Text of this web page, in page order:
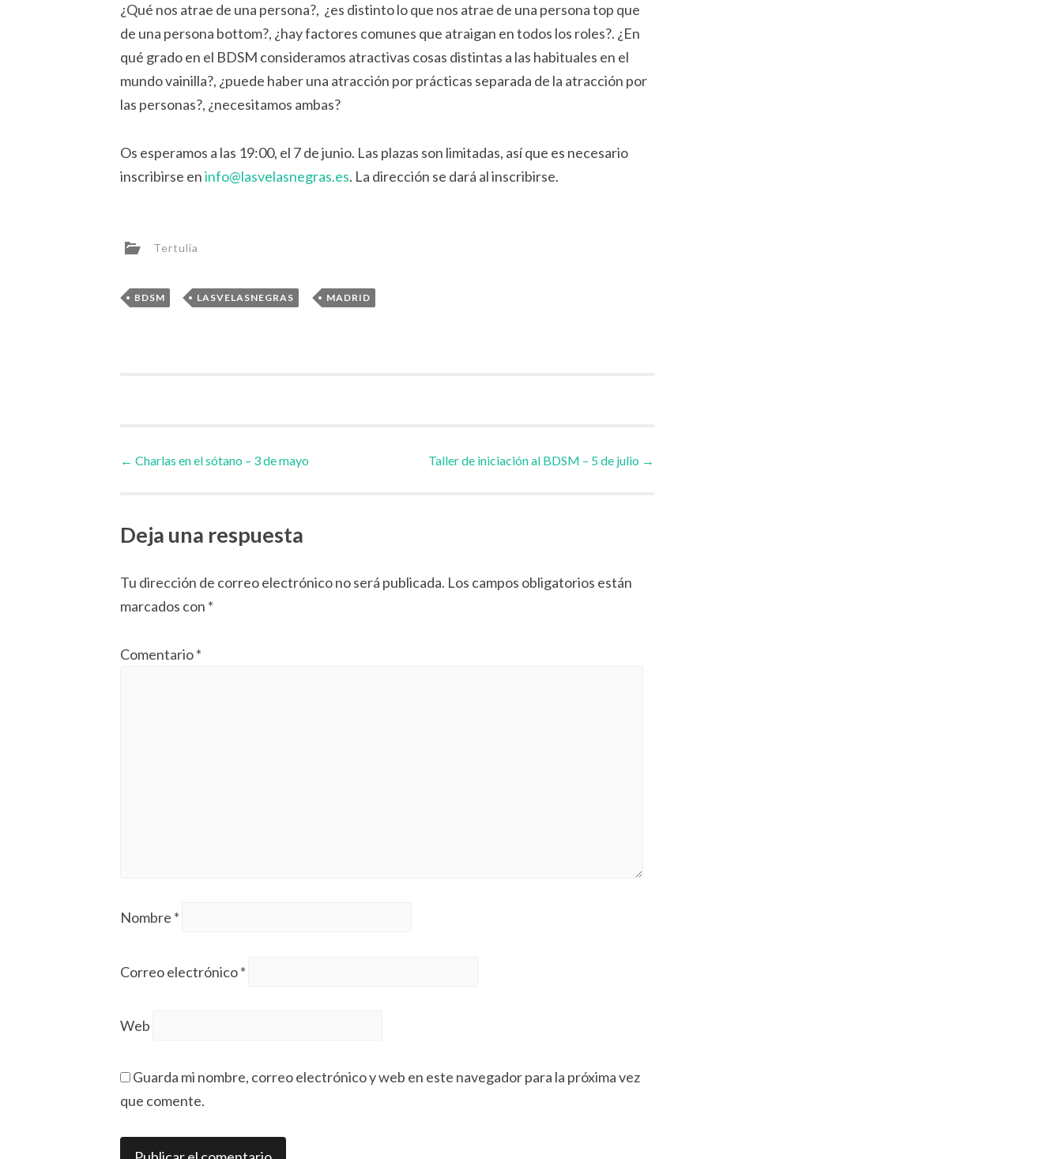
¿Qué nos atrae de una persona?, ¿es distinto lo que nos atrae de una persona top que
de una persona bottom?, ¿hay factores comunes que atraigan en todos los roles?. ¿En
qué grado en el BDSM consideramos atractivas cosas distintas a las habituales en el
mundo vainilla?, ¿puede haber una atracción por prácticas separada de la atracción por
las personas?, ¿necesitamos ambas?
Os esperamos a las 19:00, el 7 de junio. Las plazas son limitadas, así que es necesario
inscribirse eninfo@lasvelasnegras.es. La dirección se dará al inscribirse.
Tertulia
BDSM , LASVELASNEGRAS , MADRID
Navegador
artículos
← Charlas en el sótano – 3 de mayo Taller de iniciación al BDSM – 5 de julio →
Deja una respuesta
Tu dirección de correo electrónico no será publicada. Los campos obligatorios están
marcados con *
Comentario*
Nombre *
Correo electrónico*
Web
Guarda mi nombre, correo electrónico y web en este navegador para la próxima vez
que comente.